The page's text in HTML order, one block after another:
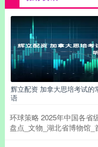
辉立配资 加拿大思培考试的
语
环球策略 2025年中国各省
盘点_文物_湖北省博物馆_